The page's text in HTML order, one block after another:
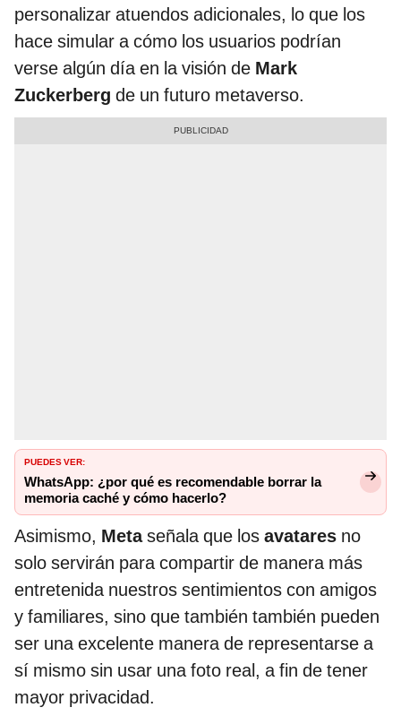
personalizar atuendos adicionales, lo que los
hace simular a cómo los usuarios podrían
verse algún día en la visión de Mark
Zuckerberg de un futuro metaverso.
PUEDES VER:
WhatsApp: ¿por qué es recomendable borrar la
memoria caché y cómo hacerlo?
Asimismo, Metaseñala que los avatares no
solo servirán para compartir de manera más
entretenida nuestros sentimientos con amigos
y familiares, sino que también también pueden
ser una excelente manera de representarse a
sí mismo sin usar una foto real, a fin de tener
mayor privacidad.